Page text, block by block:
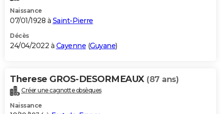
Naissance
07/01/1928 à Saint-Pierre
Décès
24/04/2022 à Cayenne (Guyane)
Therese GROS-DESORMEAUX (87 ans)
Créer une cagnotte obsèques
Naissance